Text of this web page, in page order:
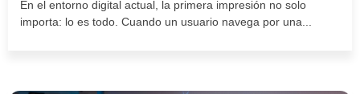
En el entorno digital actual, la primera impresión no solo
importa: lo es todo. Cuando un usuario navega por una...